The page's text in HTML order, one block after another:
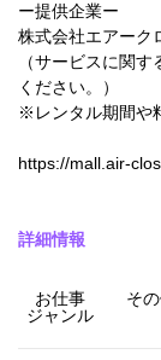
ー提供企業ー
株式会社エアーク
（サービスに関
ください。）
※レンタル期間や
https://mall.air-
詳細情報
お仕事
ジャンル
そ